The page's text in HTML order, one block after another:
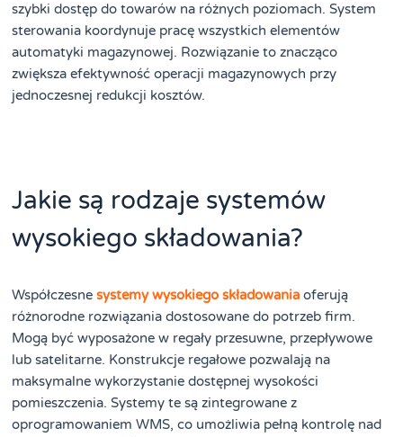
szybki dostęp do towarów na różnych poziomach. System
sterowania koordynuje pracę wszystkich elementów
automatyki magazynowej. Rozwiązanie to znacząco
zwiększa efektywność operacji magazynowych przy
jednoczesnej redukcji kosztów.
Jakie są rodzaje systemów
wysokiego składowania?
Współczesnesystemy wysokiego składowania oferują
różnorodne rozwiązania dostosowane do potrzeb firm.
Mogą być wyposażone w regały przesuwne, przepływowe
lub satelitarne. Konstrukcje regałowe pozwalają na
maksymalne wykorzystanie dostępnej wysokości
pomieszczenia. Systemy te są zintegrowane z
oprogramowaniem WMS, co umożliwia pełną kontrolę nad